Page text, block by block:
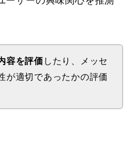
容を評価 したり、メッセ
が適切であったかの評価